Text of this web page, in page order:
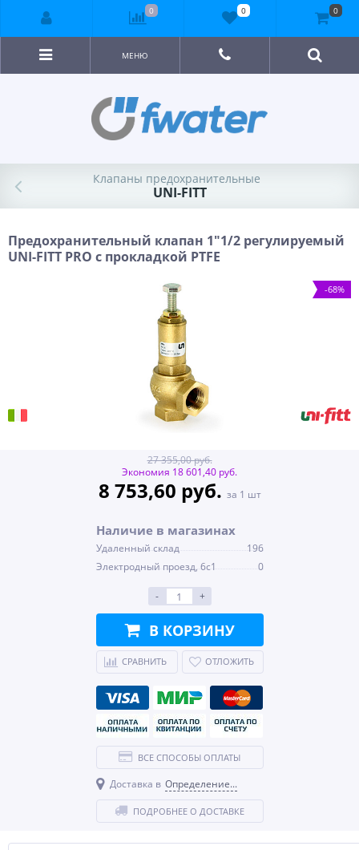
МЕНЮ
Клапаны предохранительные
UNI-FITT
Предохранительный клапан 1"1/2 регулируемый
UNI-FITT PRO с прокладкой PTFE
-68%
27 355,00 руб.
Экономия 18 601,40 руб.
8 753,60 руб. за 1 шт
Наличие в магазинах
Удаленный склад
196
Электродный проезд, 6с1
0
- +
В КОРЗИНУ
СРАВНИТЬ ОТЛОЖИТЬ
ВСЕ СПОСОБЫ ОПЛАТЫ
Доставка в Определение...
ПОДРОБНЕЕ О ДОСТАВКЕ
0 0 0